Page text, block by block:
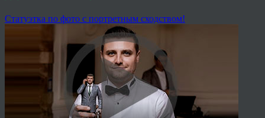
Статуэтка по фото с портретным сходством!